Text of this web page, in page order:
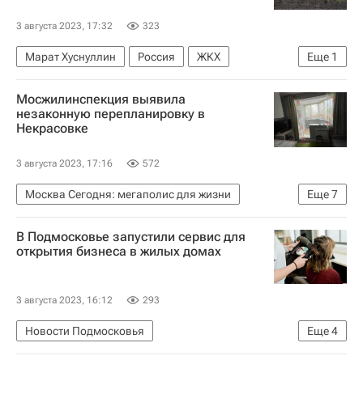
3 августа 2023, 17:32 323
Еще 1
Марат Хуснуллин Россия
ЖКХ
Строительство
Мосжилинспекция выявила
незаконную перепланировку в
Некрасовке
3 августа 2023, 17:16 572
Еще7
Москва Сегодня: мегаполис для жизни
Жилье
Некрасовка
Москва
Мосжилинспекция
Комплекс городского хозяйства Москвы
Ремонт
В Подмосковье запустили сервис для
открытия бизнеса в жилых домах
3 августа 2023, 16:12 293
Еще4
Новости Подмосковья
Московская область (Подмосковье)
ПИК